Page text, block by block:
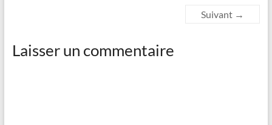
Suivant →
Laisser un commentaire